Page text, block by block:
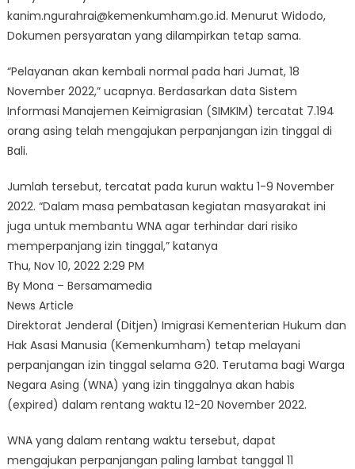
kanim.ngurahrai@kemenkumham.go.id. Menurut Widodo,
Dokumen persyaratan yang dilampirkan tetap sama.
“Pelayanan akan kembali normal pada hari Jumat, 18
November 2022,” ucapnya. Berdasarkan data Sistem
Informasi Manajemen Keimigrasian (SIMKIM) tercatat 7.194
orang asing telah mengajukan perpanjangan izin tinggal di
Bali.
Jumlah tersebut, tercatat pada kurun waktu 1-9 November
2022. “Dalam masa pembatasan kegiatan masyarakat ini
juga untuk membantu WNA agar terhindar dari risiko
memperpanjang izin tinggal,” katanya
Thu, Nov 10, 2022 2:29 PM
By Mona – Bersamamedia
News Article
Direktorat Jenderal (Ditjen) Imigrasi Kementerian Hukum dan
Hak Asasi Manusia (Kemenkumham) tetap melayani
perpanjangan izin tinggal selama G20. Terutama bagi Warga
Negara Asing (WNA) yang izin tinggalnya akan habis
(expired) dalam rentang waktu 12-20 November 2022.
WNA yang dalam rentang waktu tersebut, dapat
mengajukan perpanjangan paling lambat tanggal 11